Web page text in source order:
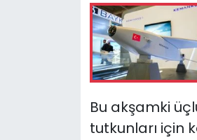
Bu akşamki
tutkunları için